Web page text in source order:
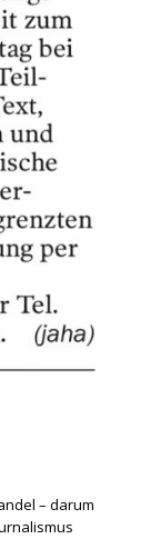
– darum